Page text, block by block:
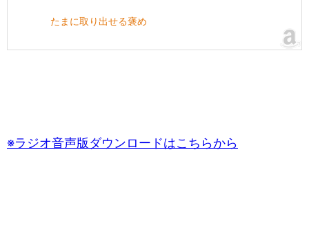
たまに取り出せる褒め
※ラジオ音声版ダウンロードはこちらから